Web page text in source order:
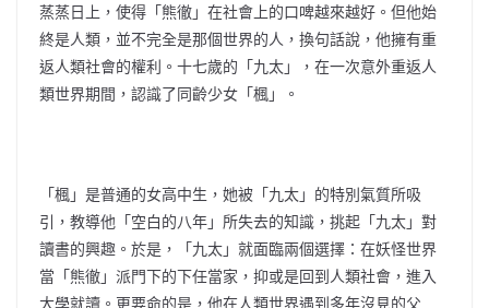
蒸蒸日上，使得「熊徹」在社會上的口啤越來越好。但他始
終是人類，並不完全是那個世界的人，換句話說，他擁有重
返人類社會的權利。十七歲的「九太」，在一次意外重返人
類世界期間，認識了同齡少女「楓」。
「楓」是普通的女高中生，她被「九太」的特別氣質所吸
引，教導他「空白的八年」所失去的知識，挑起「九太」對
讀書的興趣。於是，「九太」就面臨兩個選擇：在妖怪世界
當「熊徹」派門下的下任當家，抑或是回到人類社會，進入
大學就讀。更要命的是，他在人類世界遇到多年沒見的父